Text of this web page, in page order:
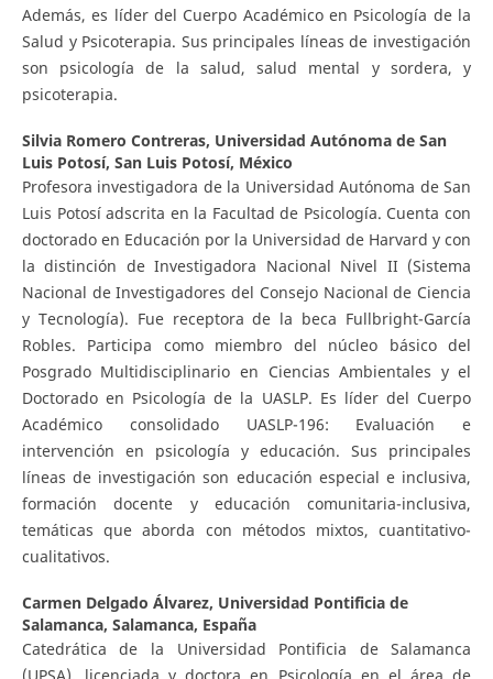
Además, es líder del Cuerpo Académico en Psicología de la
Salud y Psicoterapia. Sus principales líneas de investigación
son psicología de la salud, salud mental y sordera, y
psicoterapia.
Silvia Romero Contreras, Universidad Autónoma de San
Luis Potosí, San Luis Potosí, México
Profesora investigadora de la Universidad Autónoma de San
Luis Potosí adscrita en la Facultad de Psicología. Cuenta con
doctorado en Educación por la Universidad de Harvard y con
la distinción de Investigadora Nacional Nivel II (Sistema
Nacional de Investigadores del Consejo Nacional de Ciencia
y Tecnología). Fue receptora de la beca Fullbright-García
Robles. Participa como miembro del núcleo básico del
Posgrado Multidisciplinario en Ciencias Ambientales y el
Doctorado en Psicología de la UASLP. Es líder del Cuerpo
Académico consolidado UASLP-196: Evaluación e
intervención en psicología y educación. Sus principales
líneas de investigación son educación especial e inclusiva,
formación docente y educación comunitaria-inclusiva,
temáticas que aborda con métodos mixtos, cuantitativo-
cualitativos.
Carmen Delgado Álvarez, Universidad Pontificia de
Salamanca, Salamanca, España
Catedrática de la Universidad Pontificia de Salamanca